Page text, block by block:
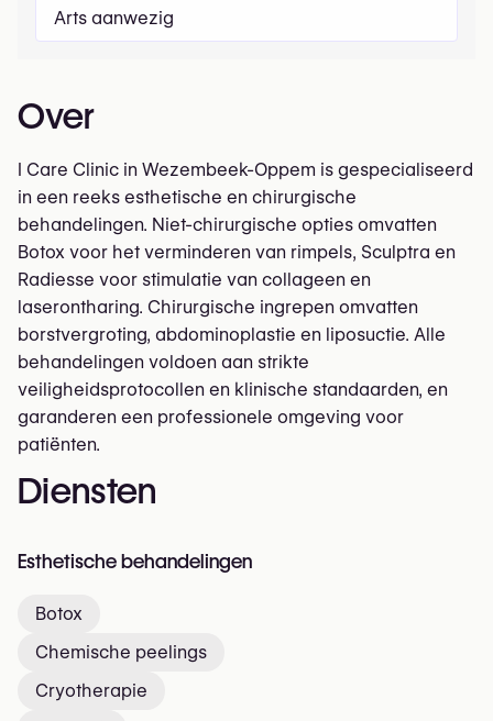
Arts aanwezig
Over
I Care Clinic in Wezembeek-Oppem is gespecialiseerd
in een reeks esthetische en chirurgische
behandelingen. Niet-chirurgische opties omvatten
Botox voor het verminderen van rimpels, Sculptra en
Radiesse voor stimulatie van collageen en
laserontharing. Chirurgische ingrepen omvatten
borstvergroting, abdominoplastie en liposuctie. Alle
behandelingen voldoen aan strikte
veiligheidsprotocollen en klinische standaarden, en
garanderen een professionele omgeving voor
patiënten.
Diensten
Esthetische behandelingen
Botox
Chemische peelings
Cryotherapie